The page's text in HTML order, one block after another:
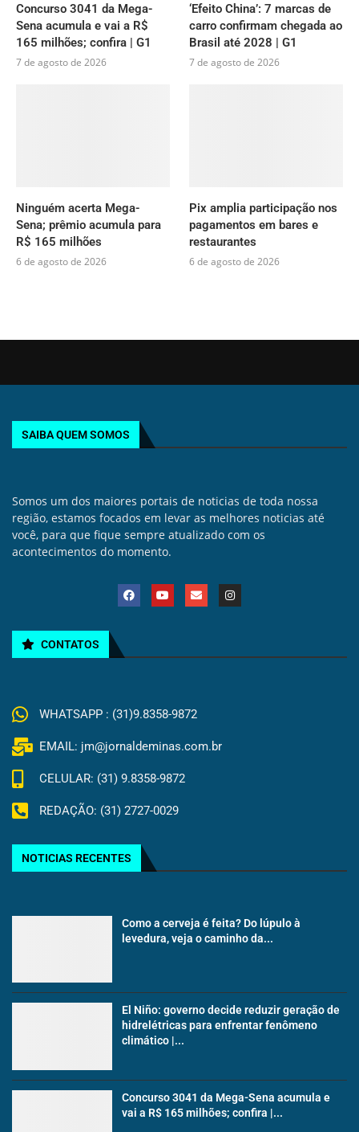
Concurso 3041 da Mega-
Sena acumula e vai a R$
165 milhões; confira | G1
7 de agosto de 2026
‘Efeito China’: 7 marcas de
carro confirmam chegada ao
Brasil até 2028 | G1
7 de agosto de 2026
Ninguém acerta Mega-
Sena; prêmio acumula para
R$ 165 milhões
6 de agosto de 2026
Pix amplia participação nos
pagamentos em bares e
restaurantes
6 de agosto de 2026
SAIBA QUEM SOMOS
Somos um dos maiores portais de noticias de toda nossa
região, estamos focados em levar as melhores noticias até
você, para que fique sempre atualizado com os
acontecimentos do momento.
CONTATOS
WHATSAPP : (31)9.8358-9872
EMAIL: jm@jornaldeminas.com.br
CELULAR: (31) 9.8358-9872
REDAÇÃO: (31) 2727-0029
NOTICIAS RECENTES
Como a cerveja é feita? Do lúpulo à
levedura, veja o caminho da...
El Niño: governo decide reduzir geração de
hidrelétricas para enfrentar fenômeno
climático |...
Concurso 3041 da Mega-Sena acumula e
vai a R$ 165 milhões; confira |...